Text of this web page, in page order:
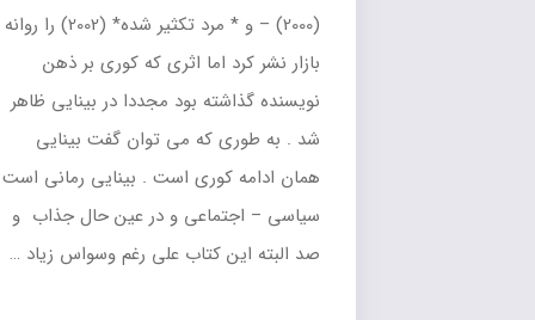
(2000) – و * مرد تکثیر شده* (2002) را روانه
بازار نشر کرد اما اثری که کوری بر ذهن
نویسنده گذاشته بود مجددا در بینایی ظاهر
شد . به طوری که می توان گفت بینایی
همان ادامه کوری است . بینایی رمانی است
سیاسی – اجتماعی و در عین حال جذاب و
صد البته این کتاب علی رغم وسواس زیاد …